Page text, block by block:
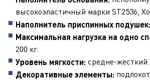
высокоэластичный марки ST2536,
Наполнитель приспинных подушек:
Максимальная нагрузка на одно
200 кг.
Уровень мягкости: средне-жесткий.
Декоративные элементы: